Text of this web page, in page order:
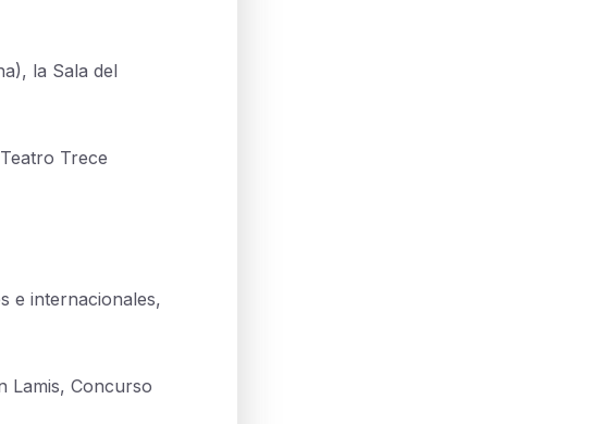
la Sala del
Trece
e internacionales,
Lamis, Concurso